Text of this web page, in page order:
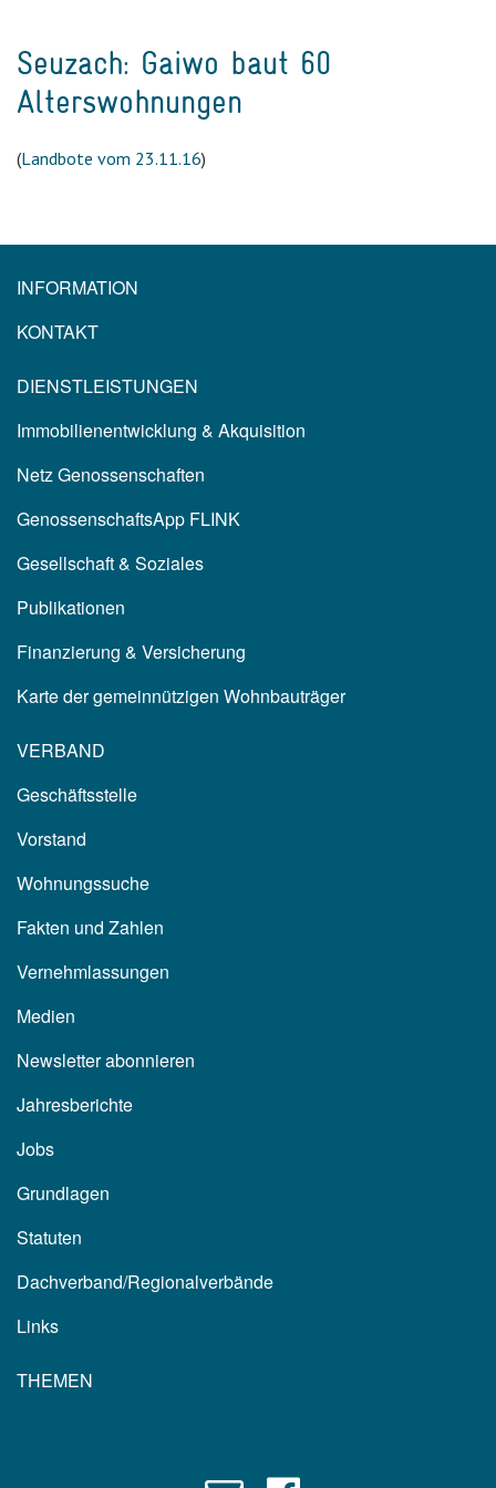
Seuzach: Gaiwo baut 60
Alterswohnungen
(Landbote vom 23.11.16)
INFORMATION
KONTAKT
DIENSTLEISTUNGEN
Immobilienentwicklung & Akquisition
Netz Genossenschaften
GenossenschaftsApp FLINK
Gesellschaft & Soziales
Publikationen
Finanzierung & Versicherung
Karte der gemeinnützigen Wohnbauträger
VERBAND
Geschäftsstelle
Vorstand
Wohnungssuche
Fakten und Zahlen
Vernehmlassungen
Medien
Newsletter abonnieren
Jahresberichte
Jobs
Grundlagen
Statuten
Dachverband/Regionalverbände
Links
THEMEN